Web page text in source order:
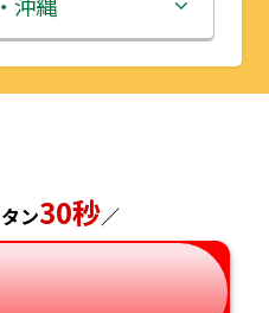
県
県
川県
県
県
府
県
県
県
県
県
県
県
ン30秒／